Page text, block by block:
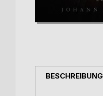
BESCHREIBUNG